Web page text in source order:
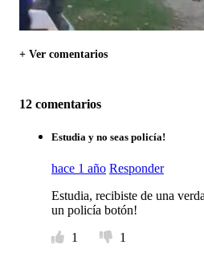
+ Ver comentarios
12 comentarios
Estudia y no seas policía!
hace 1 año Responder
Estudia, recibiste de una
un policía botón!
1
1